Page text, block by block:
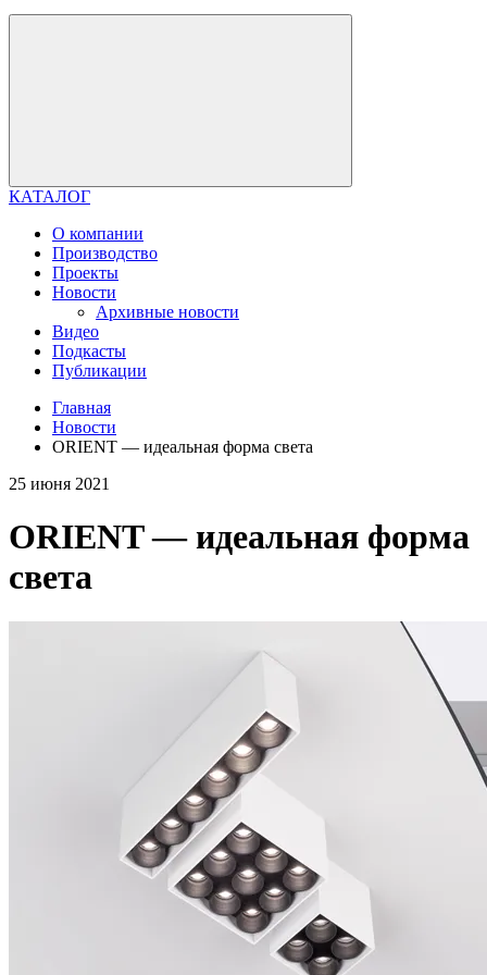
КАТАЛОГ
О компании
Производство
Проекты
Новости
Архивные новости
Видео
Подкасты
Публикации
Главная
Новости
ORIENT — идеальная форма света
25 июня 2021
ORIENT — идеальная форма
света